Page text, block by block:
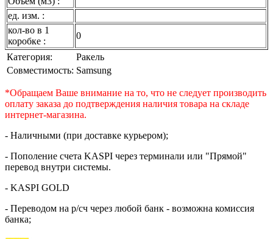
ед. изм. :
кол-во в 1
коробке :
0
Категория:
Ракель
Совместимость: Samsung
*Обращаем Ваше внимание на то, что не следует производить
оплату заказа до подтверждения наличия товара на складе
интернет-магазина.
- Наличными (при доставке курьером);
- Пополение счета KASPI через терминали или "Прямой"
перевод внутри системы.
- KASPI GOLD
- Переводом на р/сч через любой банк - возможна комиссия
банка;